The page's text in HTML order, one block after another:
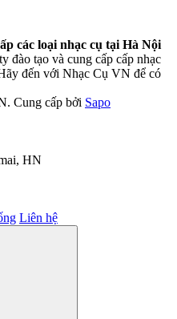
các loại nhạc cụ tại Hà Nội
đào tạo và cung cấp cấp nhạc
đến với Nhạc Cụ VN để có
Cung cấp bởi Sapo
HN
Liên hệ